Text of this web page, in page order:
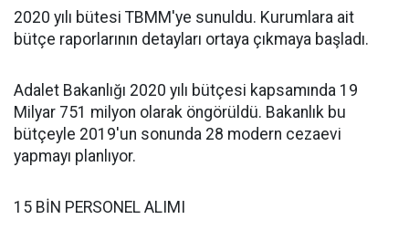
2020 yılı bütesi TBMM'ye sunuldu. Kurumlara ait
bütçe raporlarının detayları ortaya çıkmaya başladı.
Adalet Bakanlığı 2020 yılı bütçesi kapsamında 19
Milyar 751 milyon olarak öngörüldü. Bakanlık bu
bütçeyle 2019'un sonunda 28 modern cezaevi
yapmayı planlıyor.
15 BİN PERSONEL ALIMI